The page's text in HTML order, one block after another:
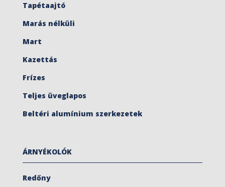
Tapétaajtó
Marás nélküli
Mart
Kazettás
Frízes
Teljes üveglapos
Beltéri alumínium szerkezetek
ÁRNYÉKOLÓK
Redőny